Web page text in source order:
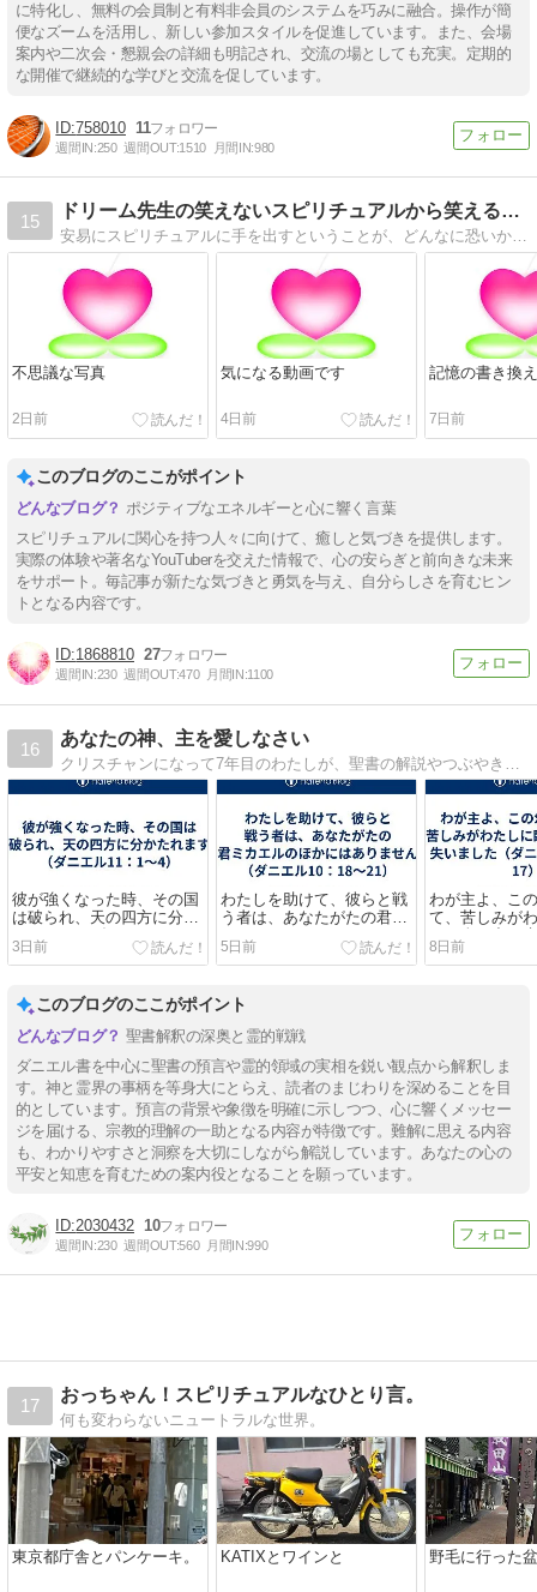
に特化し、無料の会員制と有料非会員のシステムを巧みに融合。操作が簡
便なズームを活用し、新しい参加スタイルを促進しています。また、会場
案内や二次会・懇親会の詳細も明記され、交流の場としても充実。定期的
な開催で継続的な学びと交流を促しています。
758010 11
週間IN:250 週間OUT:1510 月間IN:980
15
ドリーム先生の笑えないスピリチュアルから笑えるスピリチュア…
安易にスピリチュアルに手を出すということが、どんなに恐いかを知りました。その体験を通して笑えないスピリチュアルから笑えるスピリチュアルまでの日々を綴りました
不思議な写真
2日前
気になる動画です
4日前
記憶の書き換え
7日前
このブログのここがポイント
ポジティブなエネルギーと心に響く言葉
スピリチュアルに関心を持つ人々に向けて、癒しと気づきを提供します。
実際の体験や著名なYouTuberを交えた情報で、心の安らぎと前向きな未来
をサポート。毎記事が新たな気づきと勇気を与え、自分らしさを育むヒン
トとなる内容です。
1868810 27
週間IN:230 週間OUT:470 月間IN:1100
16
あなたの神、主を愛しなさい
彼が強くなった時、その国
は破られ、天の四方に分か
たれます（ダニエル11：1
～4）
3日前
わたしを助けて、彼らと戦
う者は、あなたがたの君ミ
カエルのほかにはありませ
ん（ダニエル10：18～21）
5日前
わが主よ、こ
て、苦しみが
み、全く力を
（ダニエル10
8日前
このブログのここがポイント
聖書解釈の深奥と霊的戦戦
ダニエル書を中心に聖書の預言や霊的領域の実相を鋭い観点から解釈しま
す。神と霊界の事柄を等身大にとらえ、読者のまじわりを深めることを目
的としています。預言の背景や象徴を明確に示しつつ、心に響くメッセー
ジを届ける、宗教的理解の一助となる内容が特徴です。難解に思える内容
も、わかりやすさと洞察を大切にしながら解説しています。あなたの心の
平安と知恵を育むための案内役となることを願っています。
2030432 10
週間IN:230 週間OUT:560 月間IN:990
17
おっちゃん！スピリチュアルなひとり言。
何も変わらないニュートラルな世界。
東京都庁舎とパンケーキ。 KATIXとワインと 野毛に行った